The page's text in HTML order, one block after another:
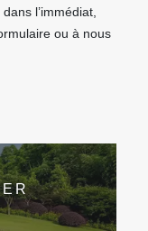
l’immédiat,
ou à nous